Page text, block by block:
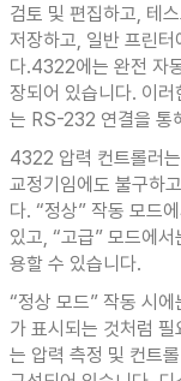
검토 및 편집하고, 테
저장하고, 일반 프린터
다.4322에는 완전 자
장되어 있습니다. 이
는 RS-232 연결을 통
4322 압력 컨트롤러
교정기임에도 불구하
다. “정상” 작동 모드
있고, “고급” 모드에
용할 수 있습니다.
“정상 모드” 작동 시
가 표시되는 것처럼
는 압력 측정 및 컨트